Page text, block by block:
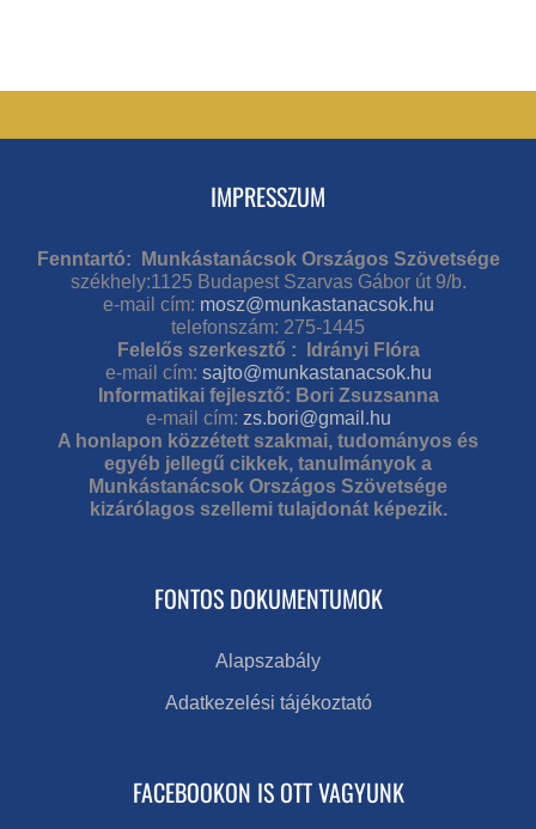
IMPRESSZUM
Fenntartó: Munkástanácsok Országos Szövetsége
székhely:1125 Budapest Szarvas Gábor út 9/b.
e-mail cím: mosz@munkastanacsok.hu
telefonszám: 275-1445
Felelős szerkesztő : Idrányi Flóra
e-mail cím: sajto@munkastanacsok.hu
Informatikai fejlesztő: Bori Zsuzsanna
e-mail cím: zs.bori@gmail.hu
A honlapon közzétett szakmai, tudományos és
egyéb jellegű cikkek, tanulmányok a
Munkástanácsok Országos Szövetsége
kizárólagos szellemi tulajdonát képezik.
FONTOS DOKUMENTUMOK
Alapszabály
Adatkezelési tájékoztató
FACEBOOKON IS OTT VAGYUNK